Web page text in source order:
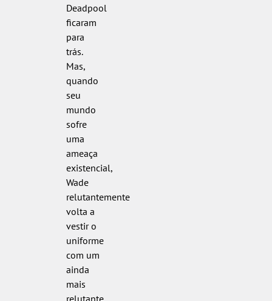
Deadpool
ficaram
para
trás.
Mas,
quando
seu
mundo
sofre
uma
ameaça
existencial,
Wade
relutantemente
volta a
vestir o
uniforme
com um
ainda
mais
relutante